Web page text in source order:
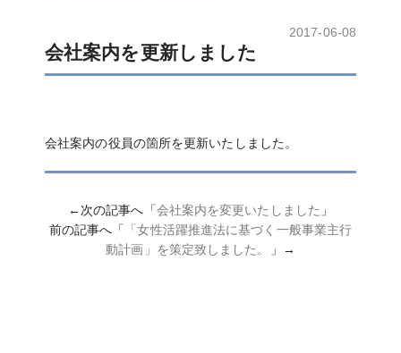
2017-06-08
会社案内を更新しました
会社案内の役員の箇所を更新いたしました。
←次の記事へ「会社案内を変更いたしました 」
前の記事へ「
「女性活躍推進法に基づく一般事業主行
動計画」を策定致しました。
」→